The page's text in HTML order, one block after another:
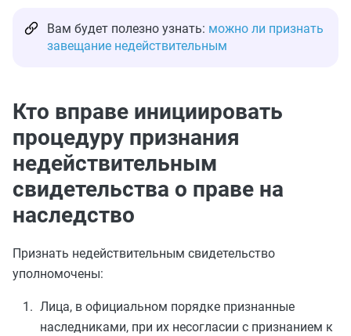
Вам будет полезно узнать: можно ли признать
завещание недействительным
Кто вправе инициировать
процедуру признания
недействительным
свидетельства о праве на
наследство
Признать недействительным свидетельство
уполномочены:
Лица, в официальном порядке признанные
наследниками, при их несогласии с признанием к